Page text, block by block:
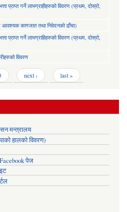
प्राप्त गर्ने लाभग्राहीहरुको विवरण (प्रथम, दोस्रो,
आवश्यक कागजात तथा निवेदनको ढाँचा)
प्राप्त गर्ने लाभग्राहिहरुको विवरण (प्रथम, दोस्रो,
विवरण
next › last »
मन्त्रालय
हालको विवरण)
पेज